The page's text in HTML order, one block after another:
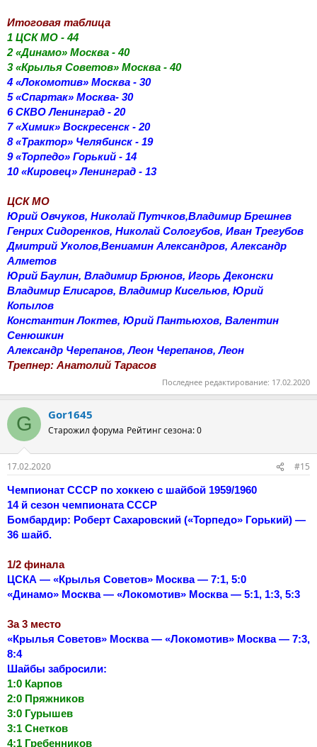
Итоговая таблица
1 ЦСК МО - 44
2 «Динамо» Москва - 40
3 «Крылья Советов» Москва - 40
4 «Локомотив» Москва - 30
5 «Спартак» Москва- 30
6 СКВО Ленинград - 20
7 «Химик» Воскресенск - 20
8 «Трактор» Челябинск - 19
9 «Торпедо» Горький - 14
10 «Кировец» Ленинград - 13
ЦСК МО
Юрий Овчуков, Николай Путчков,Владимир Брешнев
Генрих Сидоренков, Николай Сологубов, Иван Трегубов
Дмитрий Уколов,Вениамин Александров, Александр
Алметов
Юрий Баулин, Владимир Брюнов, Игорь Деконски
Владимир Елисаров, Владимир Кисельюв, Юрий
Копылов
Константин Локтев, Юрий Пантьюхов, Валентин
Сенюшкин
Александр Черепанов, Леон Черепанов, Леон
Трепнер: Анатолий Тарасов
Последнее редактирование: 17.02.2020
G Gor1645
Старожил форума Рейтинг сезона: 0
17.02.2020
#15
Чемпионат СССР по хоккею с шайбой 1959/1960
14 й сезон чемпионата СССР
Бомбардир: Роберт Сахаровский («Торпедо» Горький) —
36 шайб.
1/2 финала
ЦСКА — «Крылья Советов» Москва — 7:1, 5:0
«Динамо» Москва — «Локомотив» Москва — 5:1, 1:3, 5:3
За 3 место
«Крылья Советов» Москва — «Локомотив» Москва — 7:3,
8:4
Шайбы забросили:
1:0 Карпов
2:0 Пряжников
3:0 Гурышев
3:1 Снетков
4:1 Гребенников